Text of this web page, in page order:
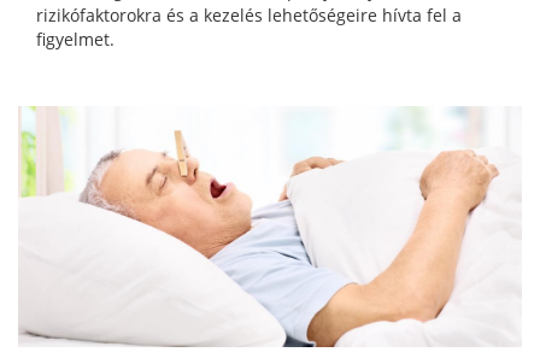
rizikófaktorokra és a kezelés lehetőségeire hívta fel a
figyelmet.